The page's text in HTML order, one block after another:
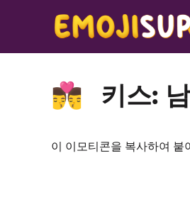
👨‍❤️‍💋‍👨 키스:
이 이모티콘을 복사하여 붙